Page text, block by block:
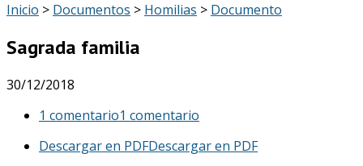
Inicio > Documentos > Homilias > Documento
Sagrada familia
30/12/2018
1 comentario1 comentario
Descargar en PDFDescargar en PDF